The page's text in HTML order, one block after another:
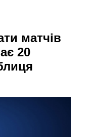
матчів
20